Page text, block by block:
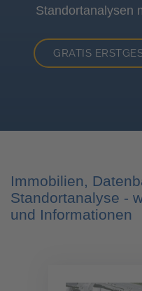
Standortanalysen
GRATIS
Immobilien,
Standortanalyse -
und Informationen